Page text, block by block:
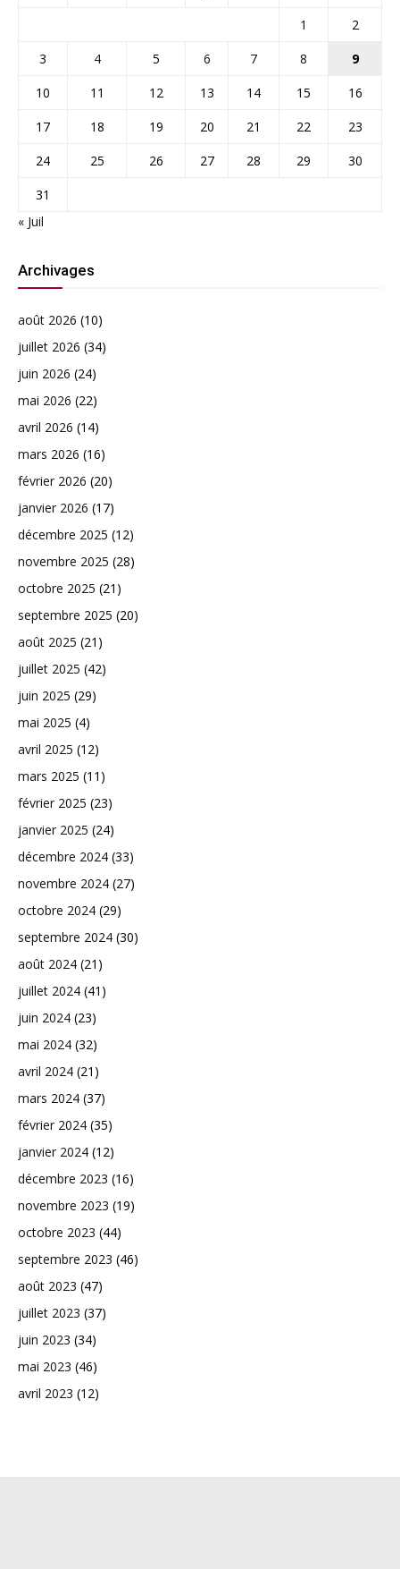
1
2
3
4 5 6 7 8
9
10
11 12 13 14 15
16
17
18 19 20 21 22
23
24
25 26 27 28 29
30
31
« Juil
Archivages
août 2026 (10)
juillet 2026 (34)
juin 2026 (24)
mai 2026 (22)
avril 2026 (14)
mars 2026 (16)
février 2026 (20)
janvier 2026 (17)
décembre 2025 (12)
novembre 2025 (28)
octobre 2025 (21)
septembre 2025 (20)
août 2025 (21)
juillet 2025 (42)
juin 2025 (29)
mai 2025 (4)
avril 2025 (12)
mars 2025 (11)
février 2025 (23)
janvier 2025 (24)
décembre 2024 (33)
novembre 2024 (27)
octobre 2024 (29)
septembre 2024 (30)
août 2024 (21)
juillet 2024 (41)
juin 2024 (23)
mai 2024 (32)
avril 2024 (21)
mars 2024 (37)
février 2024 (35)
janvier 2024 (12)
décembre 2023 (16)
novembre 2023 (19)
octobre 2023 (44)
septembre 2023 (46)
août 2023 (47)
juillet 2023 (37)
juin 2023 (34)
mai 2023 (46)
avril 2023 (12)